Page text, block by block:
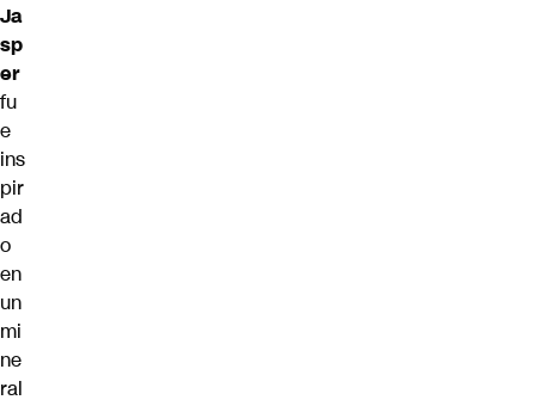
Ja
sp
er
fu
e
ins
pir
ad
o
en
un
mi
ne
ral